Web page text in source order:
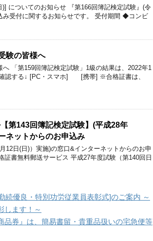
についてのお知らせ 『第166回簿記検定試験』(令
み受付に関するお知らせです。 受付期間 ◆コンビ
験の皆様へ
「第159回簿記検定試験」1級の結果は、2022年1
認する↓ [PC・スマホ] [携帯] ※合格証書は、
第143回簿記検定試験】(平成28年
ネットからのお申込み
12日(日)）実施)の窓口&インターネットからのお申
書無料郵送サービス 平成27年度試験（第140回日
続優良・特別功労従業員表彰式]のご案内 ～
します！～
品券』は、簡易書留・貴重品扱いの宅急便等